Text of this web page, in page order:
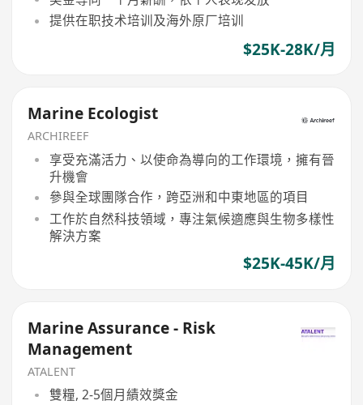
提供在职技术培训及海外原厂培训
$25K-28K/月
Marine Ecologist
ARCHIREEF
享受充滿活力、以使命為導向的工作環境，擁有晉
升機會
參與全球團隊合作，跨亞洲和中東地區的項目
工作於自然科技領域，專注氣候適應與生物多樣性
解決方案
$25K-45K/月
Marine Assurance - Risk
Management
ATALENT
雙糧, 2-5個月績效獎金